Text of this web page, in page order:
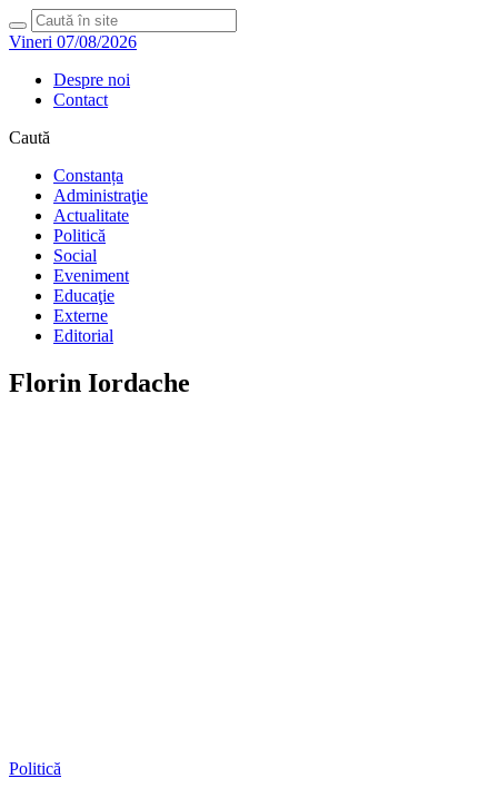
Vineri 07/08/2026
Despre noi
Contact
Caută
Constanța
Administraţie
Actualitate
Politică
Social
Eveniment
Educaţie
Externe
Editorial
Florin Iordache
Politică